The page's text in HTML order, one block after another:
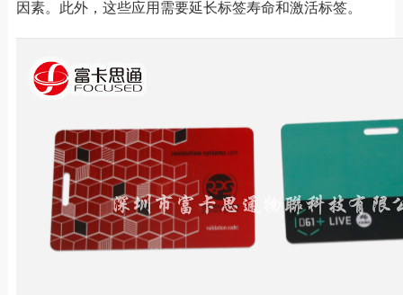
因素。此外，这些应用需要延长标签寿命和激活标签。